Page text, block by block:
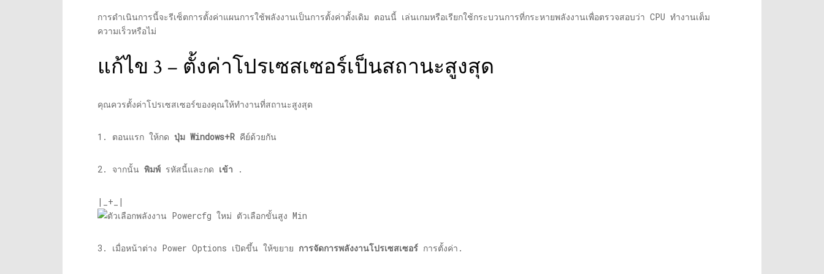
การดำเนินการนี้จะรีเซ็ตการตั้งค่าแผนการใช้พลังงานเป็นการตั้งค่าดั้งเดิม ตอนนี้ เล่นเกมหรือเรียกใช้กระบวนการที่กระหายพลังงานเพื่อตรวจสอบว่า CPU ทำงานเต็ม
ความเร็วหรือไม่
แก้ไข 3 – ตั้งค่าโปรเซสเซอร์เป็นสถานะสูงสุด
คุณควรตั้งค่าโปรเซสเซอร์ของคุณให้ทำงานที่สถานะสูงสุด
1. ตอนแรก ให้กด ปุ่ม Windows+R คีย์ด้วยกัน
2. จากนั้น พิมพ์ รหัสนี้และกด เข้า .
|_+_|
3. เมื่อหน้าต่าง Power Options เปิดขึ้น ให้ขยาย การจัดการพลังงานโปรเซสเซอร์ การตั้งค่า.